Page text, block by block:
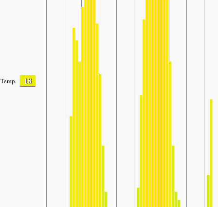
Temp. 18